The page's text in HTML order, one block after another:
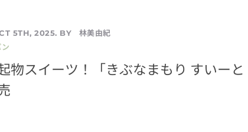
5TH, 2025. BY
林美由紀
物スイーツ！「きぶなまもり すいーと